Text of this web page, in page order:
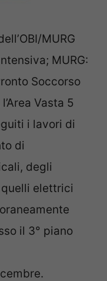
MURG
MURG:
Soccorso
Vasta 5
i lavori di
di
degli
elettrici
il 3° piano